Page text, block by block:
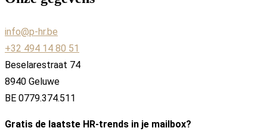
info@p-hr.be
+32 494 14 80 51
Beselarestraat 74
8940 Geluwe
BE 0779.374.511
Gratis de laatste HR-trends in je mailbox?